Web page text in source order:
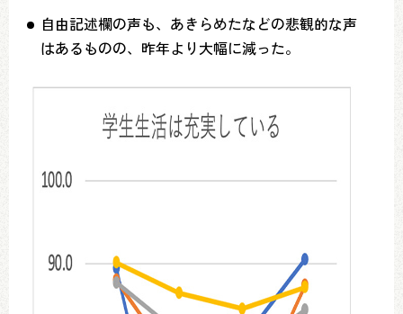
自由記述欄の声も、あきらめたなどの悲観的な声
はあるものの、昨年より大幅に減った。